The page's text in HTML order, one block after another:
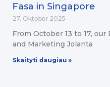
Fasa in Singapore
27. Oktober 2025
From October 13 to 17, our
and Marketing Jolanta
Skaityti daugiau »